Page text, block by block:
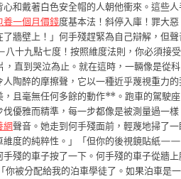
和戴著白色安全帽的人朝他衝來。這些人
養一個月價錢度基本法！斜停入庫！罪大惡
牆壁上！」何手殘趕緊為自己辯解，但聲
十九點七度！按照維度法則，你必須接受
直到哭泣為止。就在這時，一輛像是從科
陶醉的摩擦聲，它以一種近乎蔑視重力的
且毫無任何多餘的動作**。跑車的駕駛座
優雅而精準，每一步都像是被測量過一樣
網聲音。她走到何手殘面前，輕蔑地掃了一
維度的純粹性。」「但你的後視鏡貼紙——
殘的車子按了一下。何手殘的車子從牆上
被分配給我的泊車學徒了。如果泊車是一